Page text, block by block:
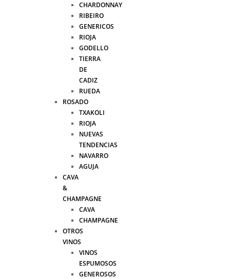
CHARDONNAY
RIBEIRO
GENERICOS
RIOJA
GODELLO
TIERRA
DE
CADIZ
RUEDA
ROSADO
TXAKOLI
RIOJA
NUEVAS
TENDENCIAS
NAVARRO
AGUJA
CAVA
&
CHAMPAGNE
CAVA
CHAMPAGNE
OTROS
VINOS
VINOS
ESPUMOSOS
GENEROSOS